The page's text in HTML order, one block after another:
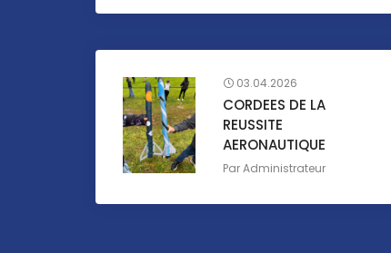
03.04.2026
CORDEES DE LA
REUSSITE
AERONAUTIQUE
ParAdministrateur